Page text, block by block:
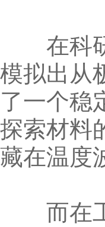
在科研
模拟出从
了一个稳
探索材料
藏在温度
而在工